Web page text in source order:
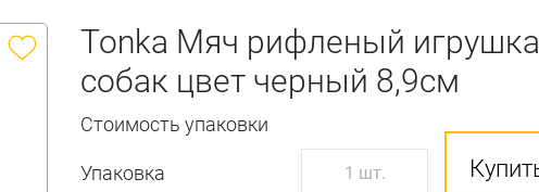
Tonka Мяч рифленый
собак цвет черный 8,9см
Стоимость упаковки
Упаковка 1 шт.